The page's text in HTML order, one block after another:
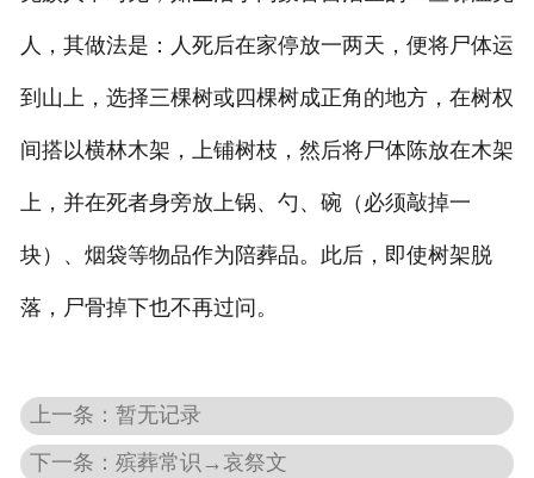
人，其做法是：人死后在家停放一两天，便将尸体运
到山上，选择三棵树或四棵树成正角的地方，在树权
间搭以横林木架，上铺树枝，然后将尸体陈放在木架
上，并在死者身旁放上锅、勺、碗（必须敲掉一
块）、烟袋等物品作为陪葬品。此后，即使树架脱
落，尸骨掉下也不再过问。
上一条：暂无记录
下一条：殡葬常识→哀祭文